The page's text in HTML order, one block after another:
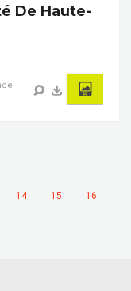
De Haute-
14 15 16